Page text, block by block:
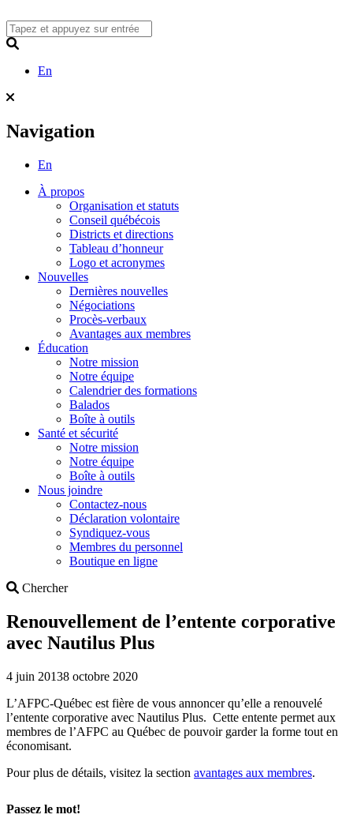
to
content
En
Navigation
En
À propos
Organisation et statuts
Conseil québécois
Districts et directions
Tableau d’honneur
Logo et acronymes
Nouvelles
Dernières nouvelles
Négociations
Procès-verbaux
Avantages aux membres
Éducation
Notre mission
Notre équipe
Calendrier des formations
Balados
Boîte à outils
Santé et sécurité
Notre mission
Notre équipe
Boîte à outils
Nous joindre
Contactez-nous
Déclaration volontaire
Syndiquez-vous
Membres du personnel
Boutique en ligne
ChercherSearch
Renouvellement de l’entente corporative
avec Nautilus Plus
4 juin 20138 octobre 2020
L’AFPC-Québec est fière de vous annoncer qu’elle a renouvelé
l’entente corporative avec Nautilus Plus. Cette entente permet aux
membres de l’AFPC au Québec de pouvoir garder la forme tout en
économisant.
Pour plus de détails, visitez la section avantages aux membres.
Passez le mot!